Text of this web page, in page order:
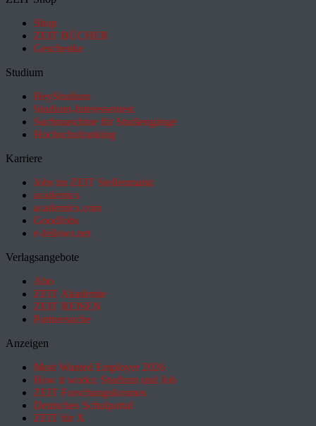
Shop
ZEIT BÜCHER
Geschenke
Studium
HeyStudium
Studium-Interessentest
Suchmaschine für Studiengänge
Hochschulranking
Karriere
Jobs im ZEIT Stellenmarkt
academics
academics.com
GoodJobs
e-fellows.net
Verlagsangebote
Abo
ZEIT Akademie
ZEIT REISEN
Partnersuche
Anzeigen
Most Wanted Employer 2026
How it works: Studium und Job
ZEIT Forschungskosmos
Deutsches Schulportal
ZEIT für X